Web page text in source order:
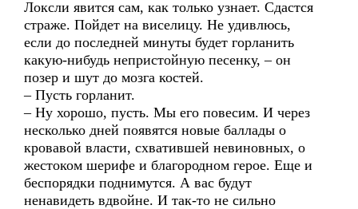
Локсли явится сам, как только узнает. Сдастся
страже. Пойдет на виселицу. Не удивлюсь,
если до последней минуты будет горланить
какую-нибудь непристойную песенку, – он
позер и шут до мозга костей.
– Пусть горланит.
– Ну хорошо, пусть. Мы его повесим. И через
несколько дней появятся новые баллады о
кровавой власти, схватившей невиновных, о
жестоком шерифе и благородном герое. Еще и
беспорядки поднимутся. А вас будут
ненавидеть вдвойне. И так-то не сильно